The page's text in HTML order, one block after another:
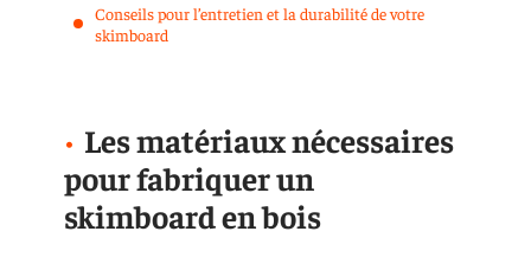
Conseils pour l’entretien et la durabilité de votre
skimboard
Les matériaux nécessaires
pour fabriquer un
skimboard en bois